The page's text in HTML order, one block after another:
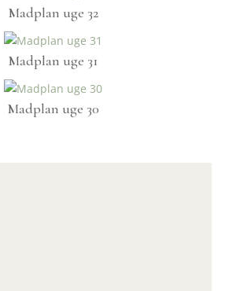
Madplan uge 32
Madplan uge 31
Madplan uge 30